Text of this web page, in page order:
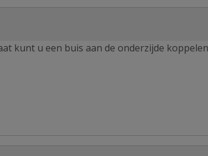
kunt u een buis aan de onderzijde